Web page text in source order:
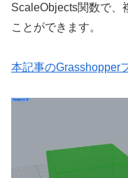
ScaleObjects関数で、
ことができます。
本記事のGrasshopper